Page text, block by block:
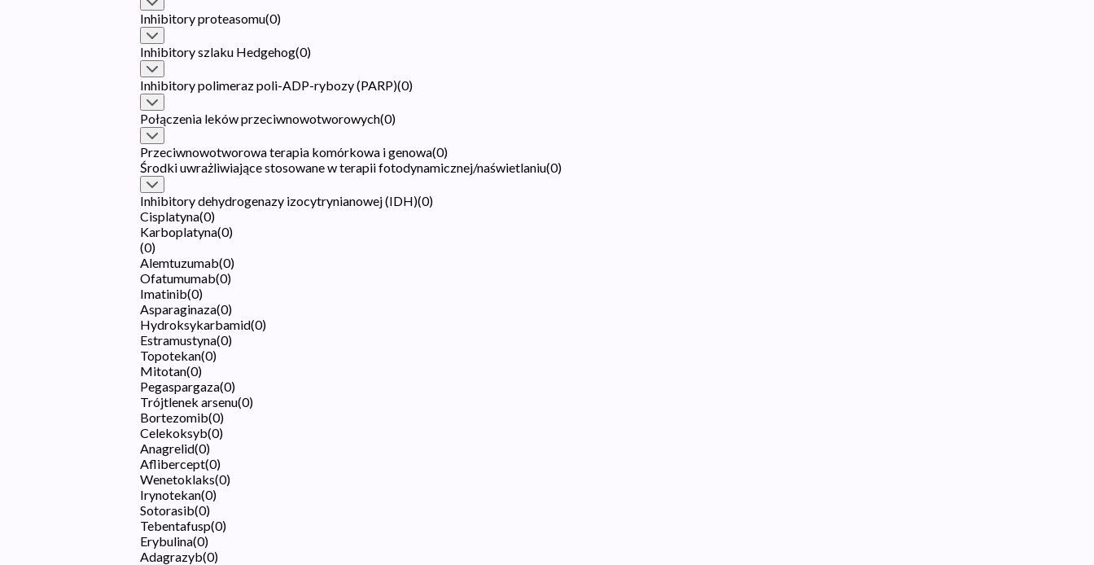
Inhibitory proteasomu(0)
Inhibitory szlaku Hedgehog(0)
Inhibitory polimeraz poli-ADP-rybozy (PARP)(0)
Połączenia leków przeciwnowotworowych(0)
Przeciwnowotworowa terapia komórkowa i genowa(0)
Środki uwrażliwiające stosowane w terapii fotodynamicznej/naświetlaniu(0)
Inhibitory dehydrogenazy izocytrynianowej (IDH)(0)
Cisplatyna(0)
Karboplatyna(0)
(0)
Alemtuzumab(0)
Ofatumumab(0)
Imatinib(0)
Asparaginaza(0)
Hydroksykarbamid(0)
Estramustyna(0)
Topotekan(0)
Mitotan(0)
Pegaspargaza(0)
Trójtlenek arsenu(0)
Bortezomib(0)
Celekoksyb(0)
Anagrelid(0)
Aflibercept(0)
Wenetoklaks(0)
Irynotekan(0)
Sotorasib(0)
Tebentafusp(0)
Erybulina(0)
Adagrazyb(0)